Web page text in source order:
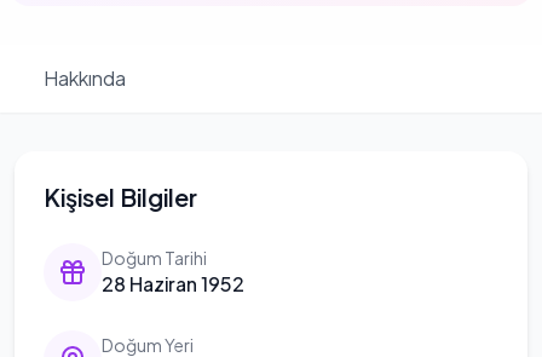
Hakkında
Kişisel Bilgiler
Doğum Tarihi
28 Haziran 1952
Doğum Yeri